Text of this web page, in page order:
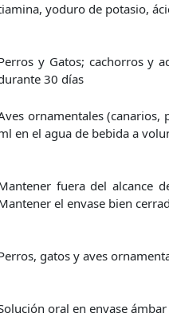
yoduro de potasio,
y Gatos; cachorros y
30 días
ornamentales (canarios,
en el agua de bebida a
fuera del alcance
el envase bien
gatos y aves
oral en envase